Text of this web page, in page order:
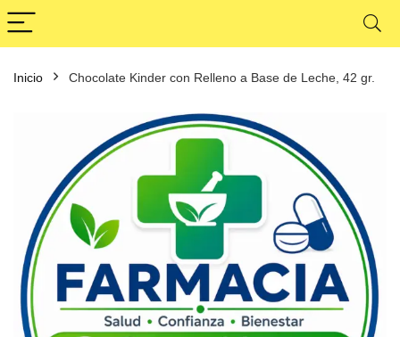
Inicio Chocolate Kinder con Relleno a Base de Leche, 42 gr.